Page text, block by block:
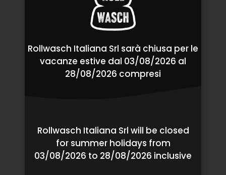
Linea di prodotti ROLLKEMIK sempre più completa
Rollwasch Italiana Srl sarà chiusa per le
vacanze estive dal 03/08/2026 al
28/08/2026 compresi
Rollwasch Italiana Srl will be closed
for summer holidays from
03/08/2026 to 28/08/2026 inclusive